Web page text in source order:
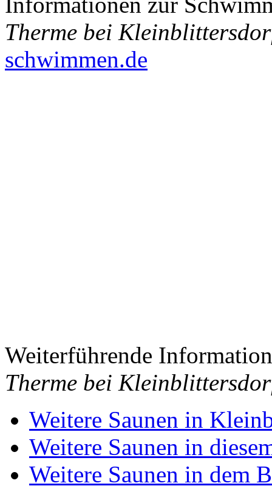
Therme bei
schwimmen.de
Weiterführende
Therme bei
Weitere Saunen in
Weitere Saunen in
Weitere Saunen in dem